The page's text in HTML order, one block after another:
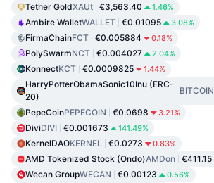
Tether GoldXAUt €3,563.40 1.46%
Ambire WalletWALLET €0.01095 3.08%
FirmaChainFCT €0.005884 0.18%
PolySwarmNCT €0.004027 2.04%
KonnectKCT €0.0009825 1.44%
HarryPotterObamaSonic10Inu (ERC-
20)
BITCOIN
PepeCoinPEPECOIN €0.0698 3.21%
DiviDIVI €0.001673 141.49%
KernelDAOKERNEL €0.0273 0.83%
AMD Tokenized Stock (Ondo)AMDon €411.15
Wecan GroupWECAN €0.00123 0.56%